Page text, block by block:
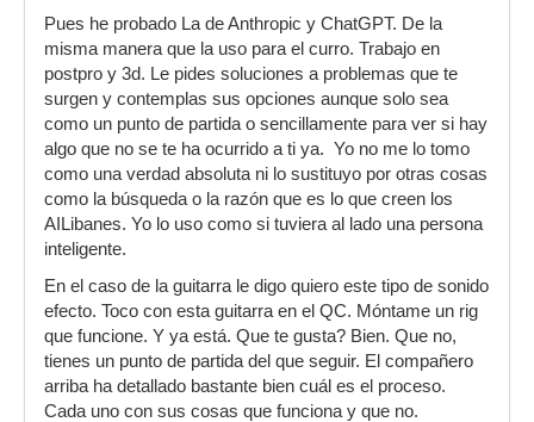
Pues he probado La de Anthropic y ChatGPT. De la
misma manera que la uso para el curro. Trabajo en
postpro y 3d. Le pides soluciones a problemas que te
surgen y contemplas sus opciones aunque solo sea
como un punto de partida o sencillamente para ver si hay
algo que no se te ha ocurrido a ti ya. Yo no me lo tomo
como una verdad absoluta ni lo sustituyo por otras cosas
como la búsqueda o la razón que es lo que creen los
AILibanes. Yo lo uso como si tuviera al lado una persona
inteligente.
En el caso de la guitarra le digo quiero este tipo de sonido
efecto. Toco con esta guitarra en el QC. Móntame un rig
que funcione. Y ya está. Que te gusta? Bien. Que no,
tienes un punto de partida del que seguir. El compañero
arriba ha detallado bastante bien cuál es el proceso.
Cada uno con sus cosas que funciona y que no.